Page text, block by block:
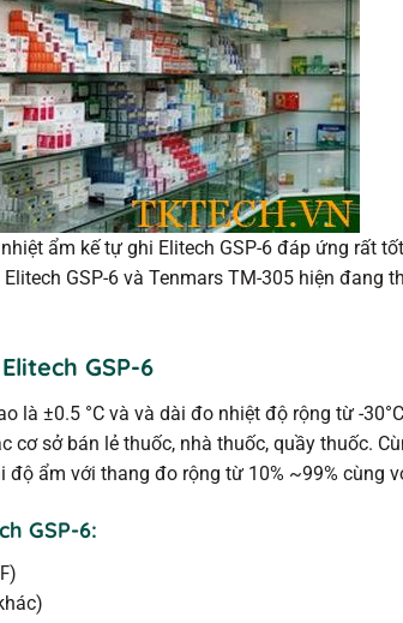
ẩm kế tự ghi Elitech GSP-6 đáp ứng rất
GSP-6 và Tenmars TM-305 hiện đang
GSP-6
là ±0.5 °C và và dài đo nhiệt độ rộng từ -
cơ sở bán lẻ thuốc, nhà thuốc, quầy thuốc.
ẩm với thang đo rộng từ 10% ~99% cùng
GSP-6: